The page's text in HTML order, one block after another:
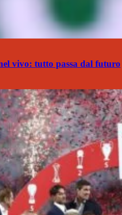
vivo: tutto passa dal futuro